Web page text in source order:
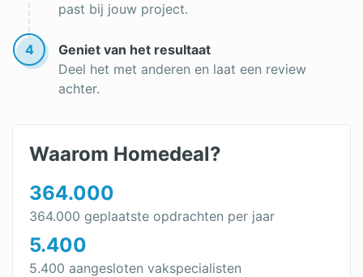
past bij jouw project.
4
Geniet van het resultaat
Deel het met anderen en laat een review
achter.
Waarom Homedeal?
364.000
364.000 geplaatste opdrachten per jaar
5.400
5.400 aangesloten vakspecialisten